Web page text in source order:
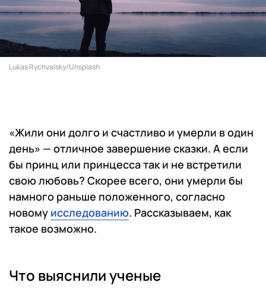
Lukas Rychvalsky/Unsplash
«Жили они долго и счастливо и умерли в один
день» — отличное завершение сказки. А если
бы принц или принцесса так и не встретили
свою любовь? Скорее всего, они умерли бы
намного раньше положенного, согласно
новому исследованию. Рассказываем, как
такое возможно.
Что выяснили ученые